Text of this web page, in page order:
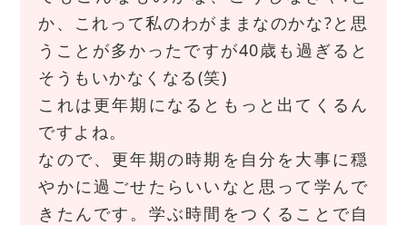
か、これって私のわがままなのかな?と思
うことが多かったですが40歳も過ぎると
そうもいかなくなる(笑)
これは更年期になるともっと出てくるん
ですよね。
なので、更年期の時期を自分を大事に穏
やかに過ごせたらいいなと思って学んで
きたんです。学ぶ時間をつくることで自